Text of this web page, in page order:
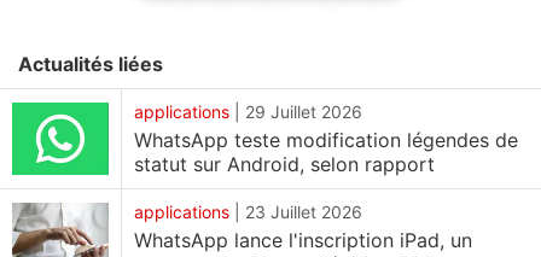
même application de messagerie. Bien que
WhatsApp ait annoncé la fonctionnalité plus tôt
cette année, la disponibilité est restée limitée. La
dernière mise à jour élargit l'accès à plus
d'utilisateurs et offre un moyen plus simple de gérer
différentes conversations personnelles et
Actualités liées
applications 29 Juillet 2026
WhatsApp teste modification légendes de
statut sur Android, selon rapport
applications 23 Juillet 2026
WhatsApp lance l'inscription iPad, un